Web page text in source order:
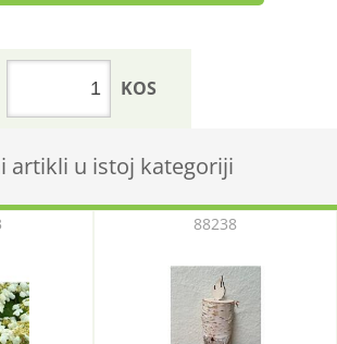
KOS
artikli u istoj kategoriji
88238